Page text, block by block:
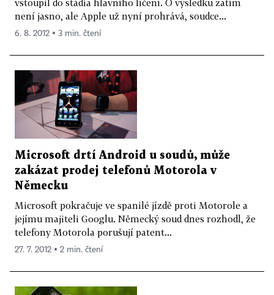
vstoupil do stádia hlavního líčení. O výsledku zatím
není jasno, ale Apple už nyní prohrává, soudce...
6. 8. 2012 ▪ 3 min. čtení
Microsoft drtí Android u soudů, může
zakázat prodej telefonů Motorola v
Německu
Microsoft pokračuje ve spanilé jízdě proti Motorole a
jejímu majiteli Googlu. Německý soud dnes rozhodl, že
telefony Motorola porušují patent...
27. 7. 2012 ▪ 2 min. čtení